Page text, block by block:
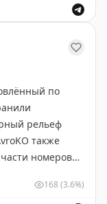
по
рельеф
также
части номеров
168 (3.6%)